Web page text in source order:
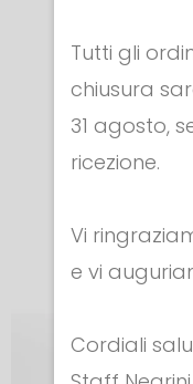
ELETTRICI
Cod. 388
€ 25.00
Tutti gli
chiusura
31 agosto,
ricezione.
Vi
e vi
Cordiali